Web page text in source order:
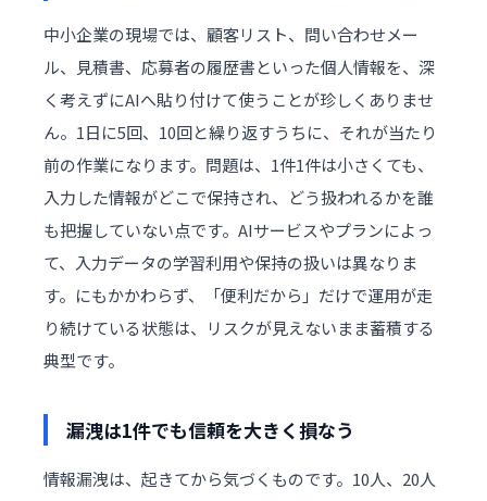
中小企業の現場では、顧客リスト、問い合わせメー
ル、
見積書、応募者の履歴書といった個人情報を、深
く考えずにAIへ貼り付けて使うことが珍しくありませ
ん。1日に5回、10回と繰り返すうちに、それが当たり
前の作業になります。問題は、1件1件は小さくても、
入力した情報がどこで保持され、どう扱われるかを誰
も把握していない点です。AIサービスやプランによっ
て、入力データの学習利用や保持の扱いは異なりま
す。にもかかわらず、「便利だから」だけで運用が走
り続けている状態は、リスクが見えないまま蓄積する
典型です。
漏洩は1件でも信頼を大きく損なう
情報漏洩は、起きてから気づくものです。10人、20人